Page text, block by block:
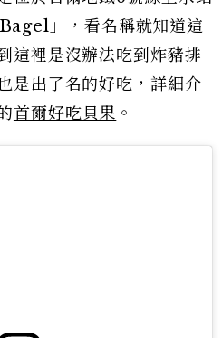
」，看名稱就知道這
這裡是沒辦法吃到炸豬排
是出了名的好吃，詳細介
首爾好吃貝果 。